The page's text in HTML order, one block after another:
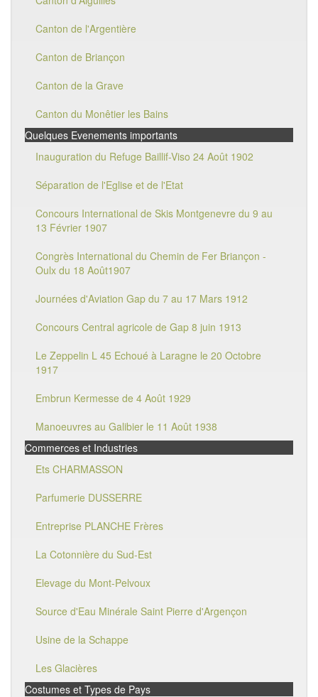
Canton de l'Argentière
Canton de Briançon
Canton de la Grave
Canton du Monêtier les Bains
Quelques Evenements importants
Inauguration du Refuge Baillif-Viso 24 Août 1902
Séparation de l'Eglise et de l'Etat
Concours International de Skis Montgenevre du 9 au
13 Février 1907
Congrès International du Chemin de Fer Briançon -
Oulx du 18 Août1907
Journées d'Aviation Gap du 7 au 17 Mars 1912
Concours Central agricole de Gap 8 juin 1913
Le Zeppelin L 45 Echoué à Laragne le 20 Octobre
1917
Embrun Kermesse de 4 Août 1929
Manoeuvres au Galibier le 11 Août 1938
Commerces et Industries
Ets CHARMASSON
Parfumerie DUSSERRE
Entreprise PLANCHE Frères
La Cotonnière du Sud-Est
Elevage du Mont-Pelvoux
Source d'Eau Minérale Saint Pierre d'Argençon
Usine de la Schappe
Les Glacières
Costumes et Types de Pays